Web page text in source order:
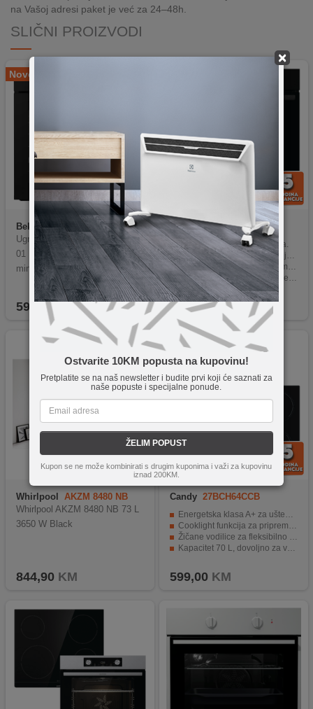
×
Ostvarite 10KM popusta na kupovinu!
Pretplatite se na naš newsletter i budite prvi koji će saznati za
naše popuste i specijalne ponude.
ŽELIM POPUST
Kupon se ne može kombinirati s drugim kuponima i važi za kupovinu
iznad 200KM.
na Vašoj adresi paket je već za 24–48h.
SLIČNI PROIZVODI
Novo
Beko
BBIE123001BD
Ugradna rerna Beko BBIE 1230
01 BD multifunkcionalna/zapre
min
596,56 KM
Gorenje BOS6737E06B
Zapremina pećnice: 77 litara.
Različite funkcije zagrijavanja pećnice.
Mogućnost podešavanja temperature putem mehaničkog upravljanja.
Teleskopske vodilice i dvije emajlirane posude za pečenje.
Dvostruka vrata pećnice i sigurnosni termoelektrični osigurač.
649,90KM
599,00KM
Whirlpool
AKZM 8480 NB
Whirlpool AKZM 8480 NB 73 L
3650 W Black
844,90 KM
Candy 27BCH64CCB
Energetska klasa A+ za uštedu energije
Cooklight funkcija za pripremu zdravijih jela
Žičane vodilice za fleksibilno postavljanje pladnjeva i rešetki
Kapacitet 70 L, dovoljno za veće obroke
599,00 KM